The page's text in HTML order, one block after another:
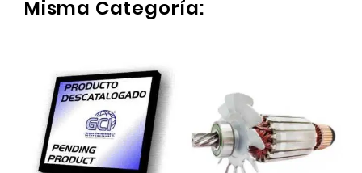
Misma Categoría: